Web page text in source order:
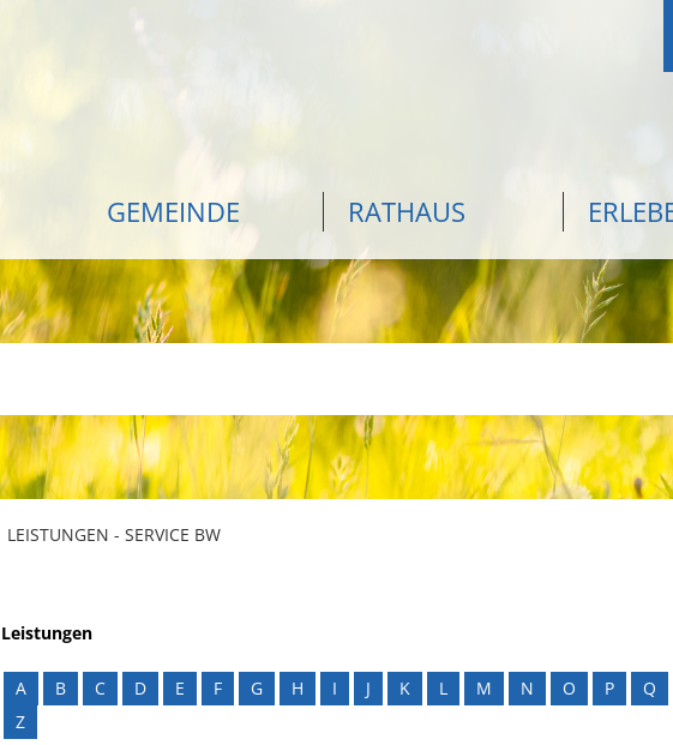
GEMEINDE RATHAUS
LEISTUNGEN - SERVICE BW
Leistungen
A B C D E F G H I J K L M N O P Q
Z